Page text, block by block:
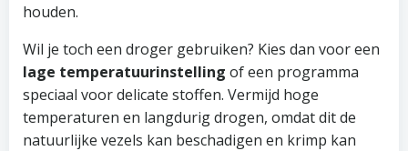
houden.
Wil je toch een droger gebruiken? Kies dan voor een
lage temperatuurinstelling of een programma
speciaal voor delicate stoffen. Vermijd hoge
temperaturen en langdurig drogen, omdat dit de
natuurlijke vezels kan beschadigen en krimp kan